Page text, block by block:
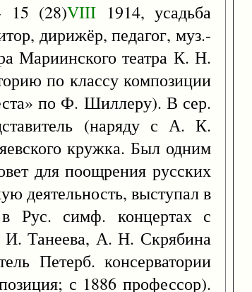
15 (28)VIII 1914, усадьба
дирижёр, педагог, муз.-
Мариинского театра К. Н.
по классу композиции
по Ф. Шиллеру). В сер.
(наряду с А. К.
кружка. Был одним
для поощрения русских
деятельность, выступал в
Рус. симф. концертах с
И. Танеева, А. Н. Скрябина
Петерб. консерватории
с 1886 профессор).